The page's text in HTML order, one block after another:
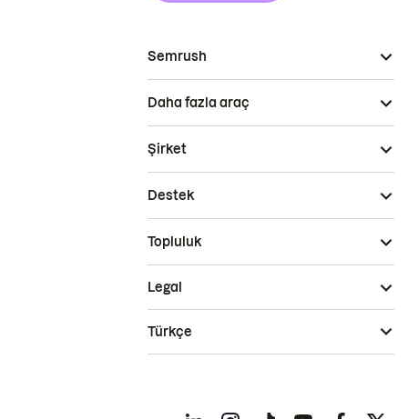
Semrush
Daha fazla araç
Şirket
Destek
Topluluk
Legal
Türkçe